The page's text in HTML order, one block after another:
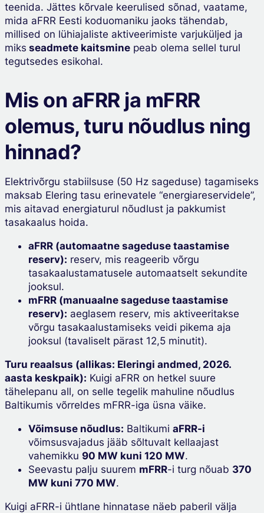
teenida. Jättes kõrvale keerulised sõnad, vaatame,
mida aFRR Eesti koduomaniku jaoks tähendab,
millised on lühiajaliste aktiveerimiste varjuküljed ja
miks seadmete kaitsmine peab olema sellel turul
tegutsedes esikohal.
Mis on aFRR ja mFRR
olemus, turu nõudlus ning
hinnad?
Elektrivõrgu stabiilsuse (50 Hz sageduse) tagamiseks
maksab Elering tasu erinevatele “energiareservidele”,
mis aitavad energiaturul nõudlust ja pakkumist
tasakaalus hoida.
aFRR (automaatne sageduse taastamise
reserv): reserv, mis reageerib võrgu
tasakaalustamatusele automaatselt sekundite
jooksul.
mFRR (manuaalne sageduse taastamise
reserv): aeglasem reserv, mis aktiveeritakse
võrgu tasakaalustamiseks veidi pikema aja
jooksul (tavaliselt pärast 12,5 minutit).
Turu reaalsus (allikas: Eleringi andmed, 2026.
aasta keskpaik): Kuigi aFRR on hetkel suure
tähelepanu all, on selle tegelik mahuline nõudlus
Baltikumis võrreldes mFRR-iga üsna väike.
Võimsuse nõudlus: Baltikumi aFRR-i
võimsusvajadus jääb sõltuvalt kellaajast
vahemikku 90 MW kuni 120 MW.
Seevastu palju suurem mFRR-i turg nõuab 370
MW kuni 770 MW.
Kuigi aFRR-i ühtlane hinnatase näeb paberil välja